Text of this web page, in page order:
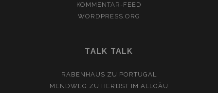
KOMMENTAR-FEED
WORDPRESS.ORG
TALK TALK
RABENHAUS ZU PORTUGAL
MENDWEG ZU HERBST IM ALLGÄU